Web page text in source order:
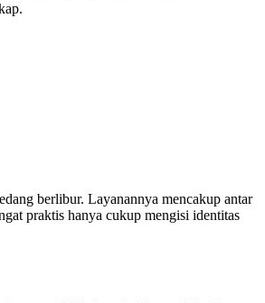
berlibur. Layanannya mencakup antar
praktis hanya cukup mengisi identitas